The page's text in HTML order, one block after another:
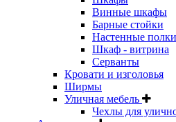
Винные шкафы
Барные стойки
Настенные полки
Шкаф - витрина
Серванты
Кровати и изголовья
Ширмы
Уличная мебель
Чехлы для